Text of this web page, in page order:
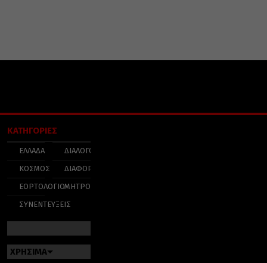
ΚΑΤΗΓΟΡΙΕΣ
ΕΛΛΑΔΑ
ΚΟΣΜΟΣ
ΕΟΡΤΟΛΟΓΙΟ
ΣΥΝΕΝΤΕΥΞΕΙΣ
ΔΙΑΛΟΓΟΣ
ΔΙΑΦΟΡΑ
ΜΗΤΡΟΠΟΛΕΙΣ
ΧΡΗΣΙΜΑ